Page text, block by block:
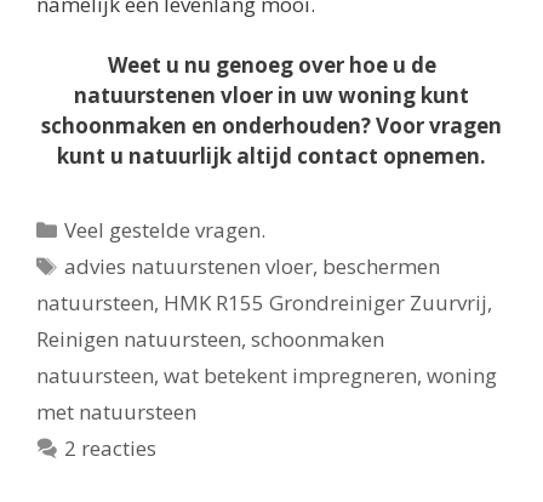
Weet u nu genoeg over hoe u de
natuurstenen vloer in uw woning kunt
schoonmaken en onderhouden? Voor vragen
kunt u natuurlijk altijd contact opnemen.
Categorieën
Veel gestelde vragen.
Tags
advies natuurstenen vloer, beschermen
natuursteen, HMK R155 Grondreiniger Zuurvrij,
Reinigen natuursteen, schoonmaken
natuursteen, wat betekent impregneren, woning
met natuursteen
2 reacties